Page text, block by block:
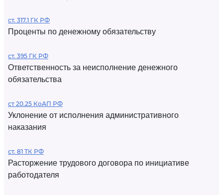
ст. 317.1 ГК РФ
Проценты по денежному обязательству
ст. 395 ГК РФ
Ответственность за неисполнение денежного
обязательства
ст 20.25 КоАП РФ
Уклонение от исполнения административного
наказания
ст. 81 ТК РФ
Расторжение трудового договора по инициативе
работодателя